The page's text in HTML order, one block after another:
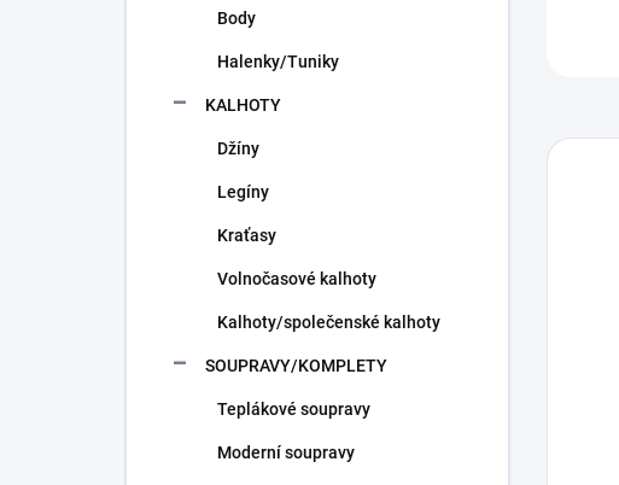
Body
Halenky/Tuniky
KALHOTY
Džíny
Legíny
Kraťasy
Volnočasové kalhoty
Kalhoty/společenské kalhoty
SOUPRAVY/KOMPLETY
Teplákové soupravy
Moderní soupravy